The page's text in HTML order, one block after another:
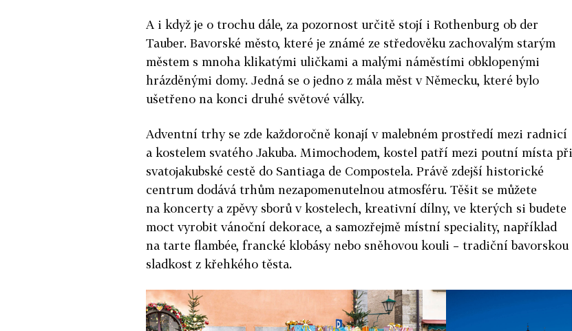
A i když je o trochu dále, za pozornost určitě stojí i Rothenburg ob der
Tauber. Bavorské město, které je známé ze středověku zachovalým starým
městem s mnoha klikatými uličkami a malými náměstími obklopenými
hrázděnými domy. Jedná se o jedno z mála měst v Německu, které bylo
ušetřeno na konci druhé světové války.
Adventní trhy se zde každoročně konají v malebném prostředí mezi radnicí
a kostelem svatého Jakuba. Mimochodem, kostel patří mezi poutní místa při
svatojakubské cestě do Santiaga de Compostela. Právě zdejší historické
centrum dodává trhům nezapomenutelnou atmosféru. Těšit se můžete
na koncerty a zpěvy sborů v kostelech, kreativní dílny, ve kterých si budete
moct vyrobit vánoční dekorace, a samozřejmě místní speciality, například
na tarte flambée, francké klobásy nebo sněhovou kouli – tradiční bavorskou
sladkost z křehkého těsta.